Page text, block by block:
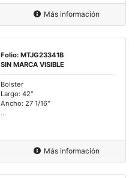
Más información
Folio: MTJG23341B
SIN MARCA VISIBLE
Bolster
Largo: 42"
Ancho: 27 1/16"
...
Más información